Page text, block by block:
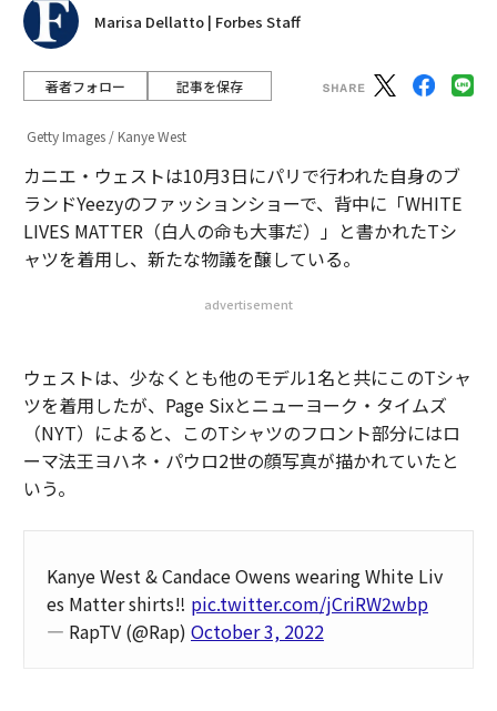
Marisa Dellatto | Forbes Staff
著者フォロー 記事を保存
Getty Images / Kanye West
カニエ・ウェストは10月3日にパリで行われた自身のブ
ランドYeezyのファッションショーで、背中に「WHITE
LIVES MATTER（白人の命も大事だ）」と書かれたTシ
ャツを着用し、新たな物議を醸している。
advertisement
ウェストは、少なくとも他のモデル1名と共にこのTシャ
ツを着用したが、Page Sixとニューヨーク・タイムズ
（NYT）によると、このTシャツのフロント部分にはロ
ーマ法王ヨハネ・パウロ2世の顔写真が描かれていたと
いう。
Kanye West & Candace Owens wearing White Liv
es Matter shirts‼️ pic.twitter.com/jCriRW2wbp
— RapTV (@Rap) October 3, 2022